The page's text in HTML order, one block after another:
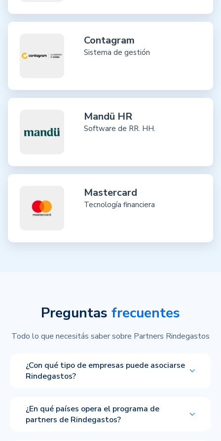
Contagram
Sistema de gestión
Mandü HR
Software de RR. HH.
Mastercard
Tecnología financiera
Preguntas frecuentes
Todo lo que necesitás saber sobre Partners Rindegastos
¿Con qué tipo de empresas puede asociarse
Rindegastos?
¿En qué países opera el programa de
partners de Rindegastos?